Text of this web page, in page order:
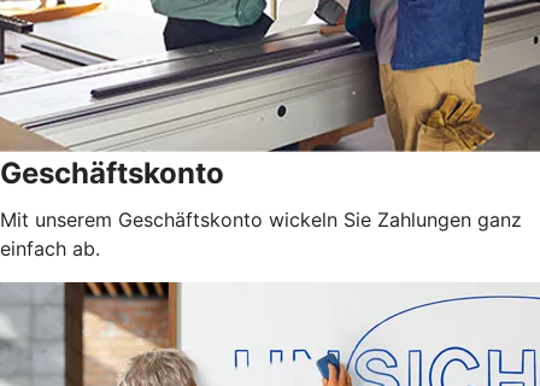
Geschäftskonto
Mit unserem Geschäftskonto wickeln Sie Zahlungen ganz
einfach ab.